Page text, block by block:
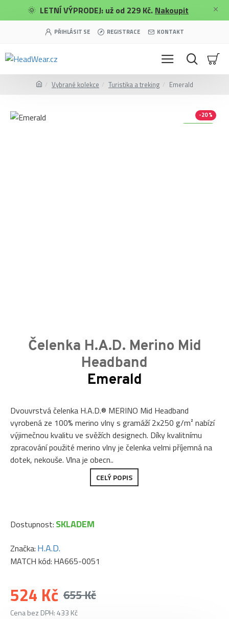
🌞 LETNÍ VÝPRODEJ: už od 229 Kč. Nakoupit
PŘIHLÁSIT SE REGISTRACE KONTAKT
Vybrané kolekce Turistika a treking Emerald
-20 %
Čelenka H.A.D. Merino Mid
Headband
Emerald
Dvouvrstvá čelenka H.A.D.® MERINO Mid Headband
vyrobená ze 100% merino vlny s gramáží 2x250 g/m² nabízí
výjimečnou kvalitu ve svěžích designech. Díky kvalitnímu
zpracování použité merino vlny je čelenka velmi příjemná na
dotek, nekouše. Vlna je obecn..
CELÝ POPIS
524 Kč 655 Kč
Cena bez DPH: 433 Kč
Dostupnost: SKLADEM
Značka: H.A.D.
MATCH kód: HA665-0051